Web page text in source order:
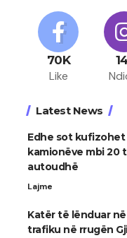
70K
Like
Latest News
​Edhe sot kufizohet
kamionëve mbi 20
autoudhë
Lajme
Katër të lënduar
trafiku në rrugën